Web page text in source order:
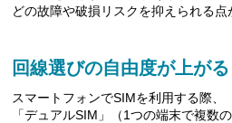
どの故障や破損リスクを抑えられる点
回線選びの自由度が上がる
スマートフォンでSIMを利用する際、
「デュアルSIM」（1つの端末で複数